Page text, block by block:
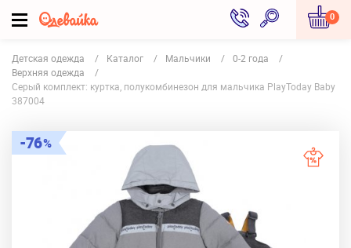
0
Детская одежда Каталог Мальчики
0-2 года
Верхняя одежда
Серый комплект: куртка, полукомбинезон для мальчика PlayToday Baby
387004
76